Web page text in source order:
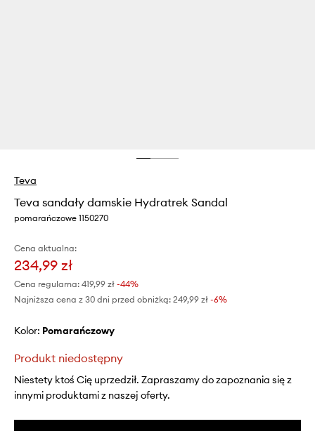
Teva
Teva sandały damskie Hydratrek Sandal
pomarańczowe 1150270
Cena aktualna:
234,99 zł
Cena regularna: 419,99 zł -44%
Najniższa cena z 30 dni przed obniżką: 249,99 zł -6%
Kolor: pomarańczowy
Produkt niedostępny
Niestety ktoś Cię uprzedził. Zapraszamy do zapoznania się z
innymi produktami z naszej oferty.